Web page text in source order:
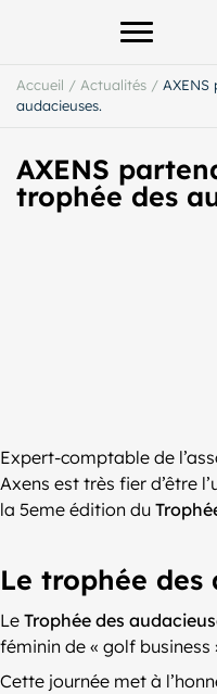
Afficher
Accueil / Actualités / AXENS
audacieuses.
AXENS
trophée des
Expert-comptable de
Axens est très fier d’être
la 5eme édition du
Le trophée des
Le Trophée des
féminin de « golf business
Cette journée met à